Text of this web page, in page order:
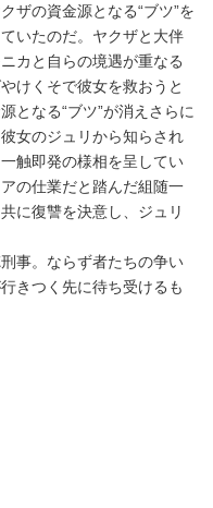
ザの資金源となる“ブツ”を
いたのだ。ヤクザと大伴
カと自らの境遇が重なる
けくそで彼女を救おうと
となる“ブツ”が消えさらに
女のジュリから知らされ
触即発の様相を呈してい
の仕業だと踏んだ組随一
に復讐を決意し、ジュリ
事。ならず者たちの争い
きつく先に待ち受けるも